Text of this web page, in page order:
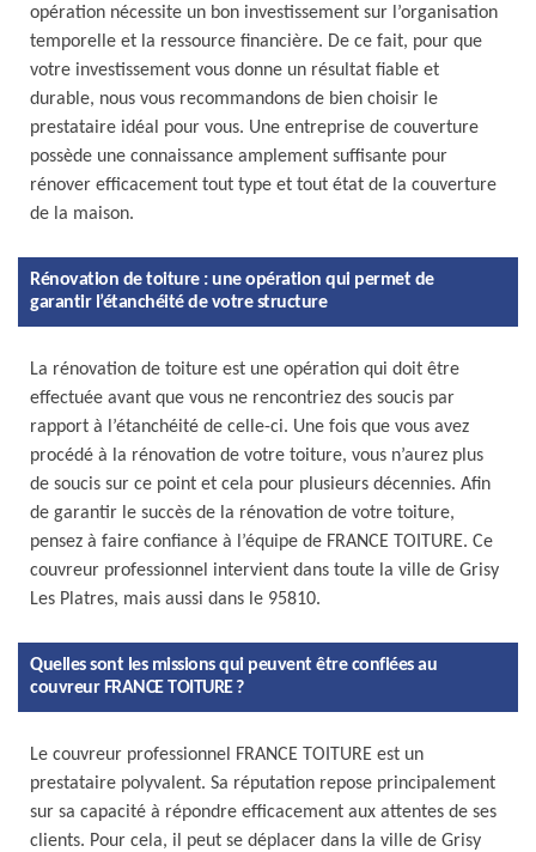
opération nécessite un bon investissement sur l’organisation
temporelle et la ressource financière. De ce fait, pour que
votre investissement vous donne un résultat fiable et
durable, nous vous recommandons de bien choisir le
prestataire idéal pour vous. Une entreprise de couverture
possède une connaissance amplement suffisante pour
rénover efficacement tout type et tout état de la couverture
de la maison.
Rénovation de toiture : une opération qui permet de
garantir l’étanchéité de votre structure
La rénovation de toiture est une opération qui doit être
effectuée avant que vous ne rencontriez des soucis par
rapport à l’étanchéité de celle-ci. Une fois que vous avez
procédé à la rénovation de votre toiture, vous n’aurez plus
de soucis sur ce point et cela pour plusieurs décennies. Afin
de garantir le succès de la rénovation de votre toiture,
pensez à faire confiance à l’équipe de FRANCE TOITURE. Ce
couvreur professionnel intervient dans toute la ville de Grisy
Les Platres, mais aussi dans le 95810.
Quelles sont les missions qui peuvent être confiées au
couvreur FRANCE TOITURE ?
Le couvreur professionnel FRANCE TOITURE est un
prestataire polyvalent. Sa réputation repose principalement
sur sa capacité à répondre efficacement aux attentes de ses
clients. Pour cela, il peut se déplacer dans la ville de Grisy